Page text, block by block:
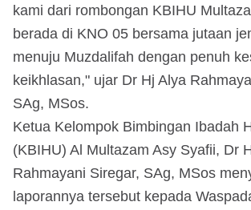
kami dari rombongan KBIHU
berada di KNO 05 bersama jutaan
menuju Muzdalifah dengan penuh
keikhlasan," ujar Dr Hj Alya
SAg, MSos.
Ketua Kelompok Bimbingan Ibadah
(KBIHU) Al Multazam Asy Syafii, Dr
Rahmayani Siregar, SAg, MSos
laporannya tersebut kepada